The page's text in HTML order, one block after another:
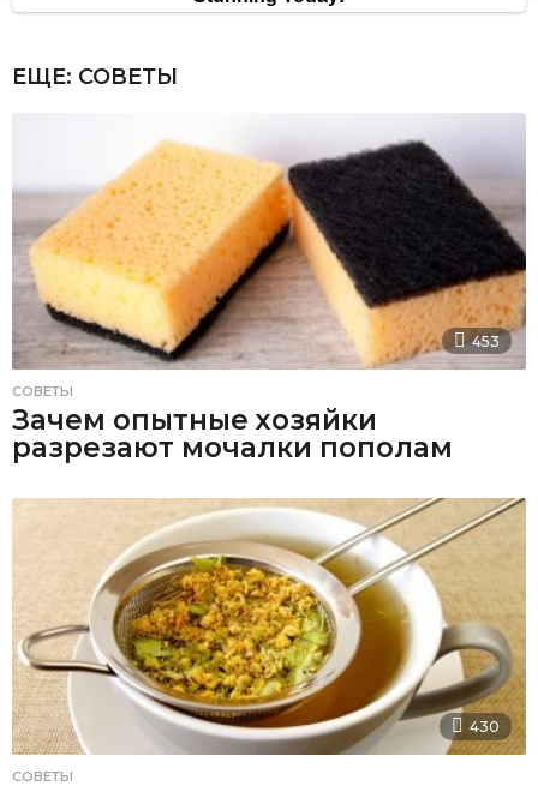
ЕЩЕ: СОВЕТЫ
453
СОВЕТЫ
Зачем опытные хозяйки
разрезают мочалки пополам
430
СОВЕТЫ